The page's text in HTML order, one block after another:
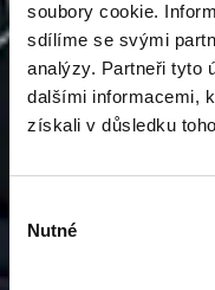
soubory cookie.
sdílíme se svými
analýzy. Partneři tyto
dalšími informacemi,
získali v důsledku
souhlasu
Nutné